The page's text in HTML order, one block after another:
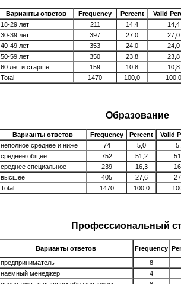
Варианты ответов Frequency Percent
Valid
18-29 лет
211 14,4
14,4
30-39 лет
397 27,0
27,0
40-49 лет
353 24,0
24,0
50-59 лет
350 23,8
23,8
60 лет и старше
159 10,8
10,8
Total
1470 100,0 100,0
Образование
Варианты ответов Frequency Percent
Valid
неполное среднее и ниже
74 5,0
среднее общее
752 51,2
среднее специальное
239 16,3
высшее
405 27,6
Total
1470 100,0
Профессиональный
Варианты ответов Frequency
предприниматель
8
наемный менеджер
4